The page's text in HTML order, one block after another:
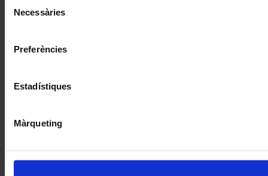
Necessàries
Preferències
Estadístiques
Màrqueting